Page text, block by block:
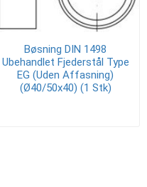
Bøsning DIN 1498
Ubehandlet Fjederstål Type
EG (Uden Affasning)
(Ø40/50x40) (1 Stk)